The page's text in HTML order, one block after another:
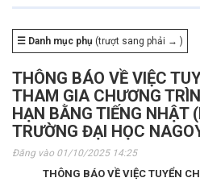
☰ Danh mục phụ (trượt sang phải → )
THÔNG BÁO VỀ VIỆC
THAM GIA CHƯƠNG
HẠN BẰNG TIẾNG NHẬT
TRƯỜNG ĐẠI HỌC
Đăng vào 01/10/2025 14:25
THÔNG BÁO VỀ VIỆC TUYỂN